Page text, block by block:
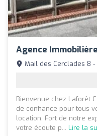
Agence
Mail des Cerclades 8
Bienvenue chez Laforêt
de confiance pour tous
location. Fort de notre
votre écoute p... Lire la